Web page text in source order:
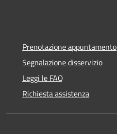
Prenotazione appuntamento
Segnalazione disservizio
Leggi le FAQ
Richiesta assistenza